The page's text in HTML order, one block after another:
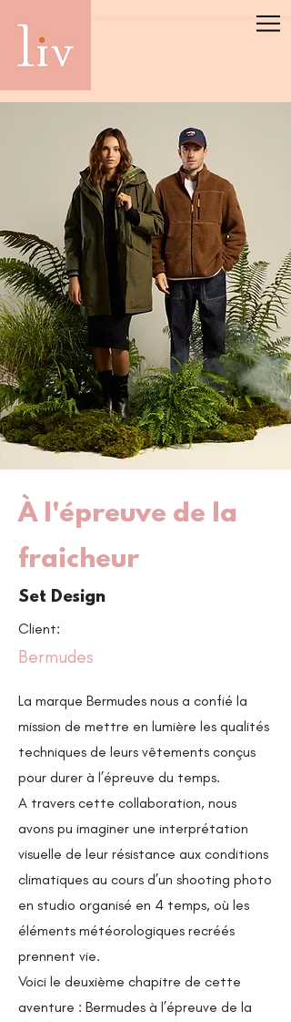
À l'épreuve de la
fraicheur
Set Design
Client:
Bermudes
La marque Bermudes nous a confié la
mission de mettre en lumière les qualités
techniques de leurs vêtements conçus
pour durer à l’épreuve du temps.
A travers cette collaboration, nous
avons pu imaginer une interprétation
visuelle de leur résistance aux conditions
climatiques au cours d’un shooting photo
en studio organisé en 4 temps, où les
éléments météorologiques recréés
prennent vie.
Voici le deuxième chapitre de cette
aventure : Bermudes à l’épreuve de la